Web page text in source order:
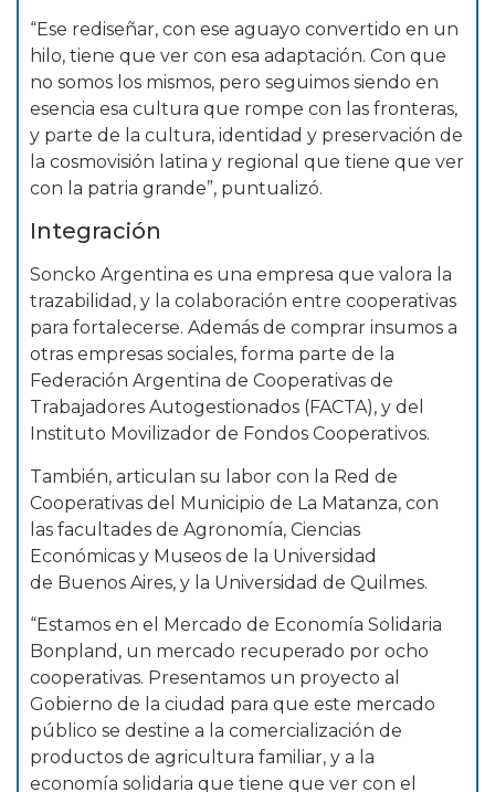
“Ese rediseñar, con ese aguayo convertido en un
hilo, tiene que ver con esa adaptación. Con que
no somos los mismos, pero seguimos siendo en
esencia esa cultura que rompe con las fronteras,
y parte de la cultura, identidad y preservación de
la cosmovisión latina y regional que tiene que ver
con la patria grande”, puntualizó.
Integración
Soncko Argentina es una empresa que valora la
trazabilidad, y la colaboración entre cooperativas
para fortalecerse. Además de comprar insumos a
otras empresas sociales, forma parte de la
Federación Argentina de Cooperativas de
Trabajadores Autogestionados (FACTA), y del
Instituto Movilizador de Fondos Cooperativos.
También, articulan su labor con la Red de
Cooperativas del Municipio de La Matanza, con
las facultades de Agronomía, Ciencias
Económicas y Museos de la Universidad
de Buenos Aires, y la Universidad de Quilmes.
“Estamos en el Mercado de Economía Solidaria
Bonpland, un mercado recuperado por ocho
cooperativas. Presentamos un proyecto al
Gobierno de la ciudad para que este mercado
público se destine a la comercialización de
productos de agricultura familiar, y a la
economía solidaria que tiene que ver con el